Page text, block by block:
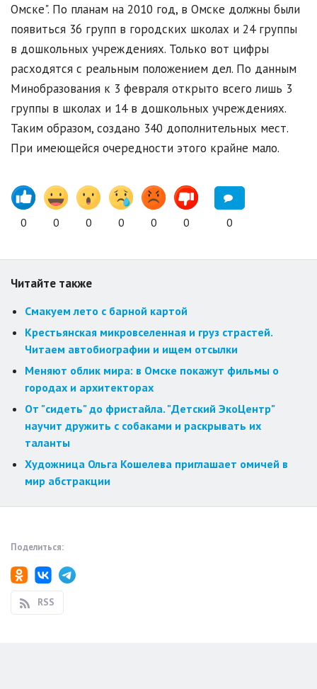
Омске". По планам на 2010 год, в Омске должны были
появиться 36 групп в городских школах и 24 группы
в дошкольных учреждениях. Только вот цифры
расходятся с реальным положением дел. По данным
Минобразования к 3 февраля открыто всего лишь 3
группы в школах и 14 в дошкольных учреждениях.
Таким образом, создано 340 дополнительных мест.
При имеющейся очередности этого крайне мало.
0 0 0 0 0 0 0
Читайте также
Смакуем лето с барной картой
Крестьянская микровселенная и груз страстей.
Читаем автобиографии и ищем отсылки
Меняют облик мира: в Омске покажут фильмы о
городах и архитекторах
От "сидеть" до фристайла. "Детский ЭкоЦентр"
научит дружить с собаками и раскрывать их
таланты
Художница Ольга Кошелева приглашает омичей в
мир абстракции
Поделиться:
RSS